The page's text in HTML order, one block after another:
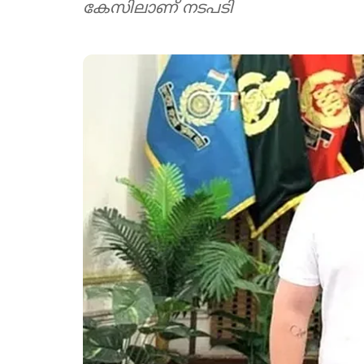
കേസിലാണ് നടപടി